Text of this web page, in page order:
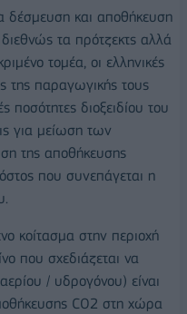
δέσμευση και αποθήκευση
τα πρότζεκτς αλλά
τομέα, οι ελληνικές
της παραγωγικής τους
ποσότητες διοξειδίου του
για μείωση των
της αποθήκευσης
που συνεπάγεται η
κοίτασμα στην περιοχή
που σχεδιάζεται να
/ υδρογόνου) είναι
CO2 στη χώρα